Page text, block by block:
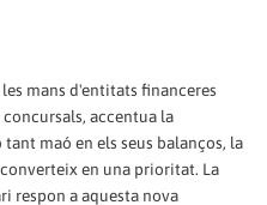
mans d'entitats financeres
accentua la
maó en els seus balanços, la
en una prioritat. La
respon a aquesta nova